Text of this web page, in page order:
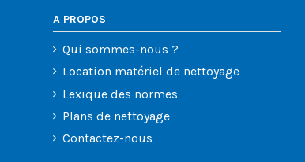
A PROPOS
Qui sommes-nous ?
Location matériel de nettoyage
Lexique des normes
Plans de nettoyage
Contactez-nous